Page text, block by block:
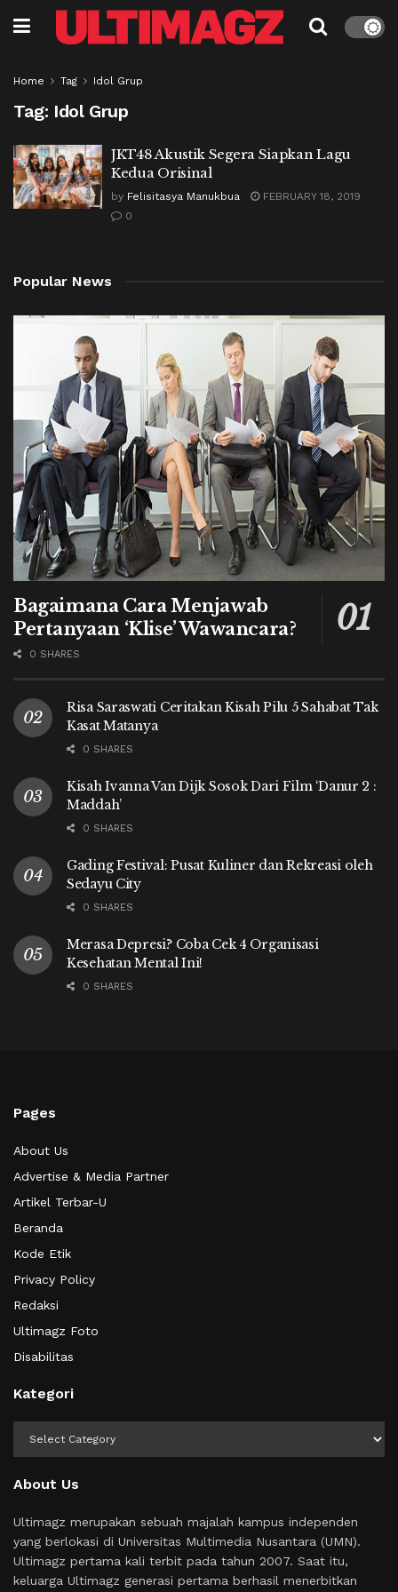
Home Tag Idol Grup
Tag: Idol Grup
JKT48 Akustik Segera Siapkan Lagu
Kedua Orisinal
by Felisitasya Manukbua
FEBRUARY 18, 2019
0
Popular News
Bagaimana Cara Menjawab
Pertanyaan ‘Klise’ Wawancara?
0 SHARES
Risa Saraswati Ceritakan Kisah Pilu 5 Sahabat Tak
Kasat Matanya
0 SHARES
Kisah Ivanna Van Dijk Sosok Dari Film ‘Danur 2 :
Maddah’
0 SHARES
Gading Festival: Pusat Kuliner dan Rekreasi oleh
Sedayu City
0 SHARES
Merasa Depresi? Coba Cek 4 Organisasi
Kesehatan Mental Ini!
0 SHARES
Pages
About Us
Advertise & Media Partner
Artikel Terbar-U
Beranda
Kode Etik
Privacy Policy
Redaksi
Ultimagz Foto
Disabilitas
Kategori
About Us
Ultimagz merupakan sebuah majalah kampus independen
yang berlokasi di Universitas Multimedia Nusantara (UMN).
Ultimagz pertama kali terbit pada tahun 2007. Saat itu,
keluarga Ultimagz generasi pertama berhasil menerbitkan